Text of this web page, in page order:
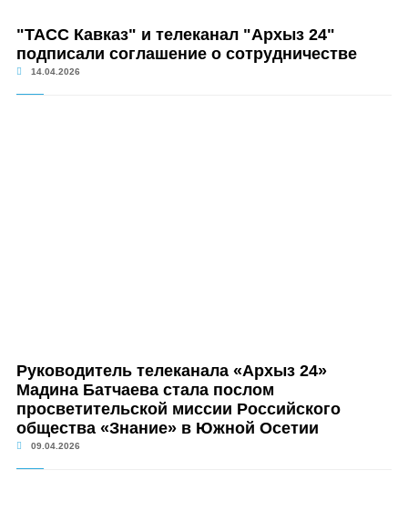
"ТАСС Кавказ" и телеканал "Архыз 24"
подписали соглашение о сотрудничестве
14.04.2026
Руководитель телеканала «Архыз 24»
Мадина Батчаева стала послом
просветительской миссии Российского
общества «Знание» в Южной Осетии
09.04.2026